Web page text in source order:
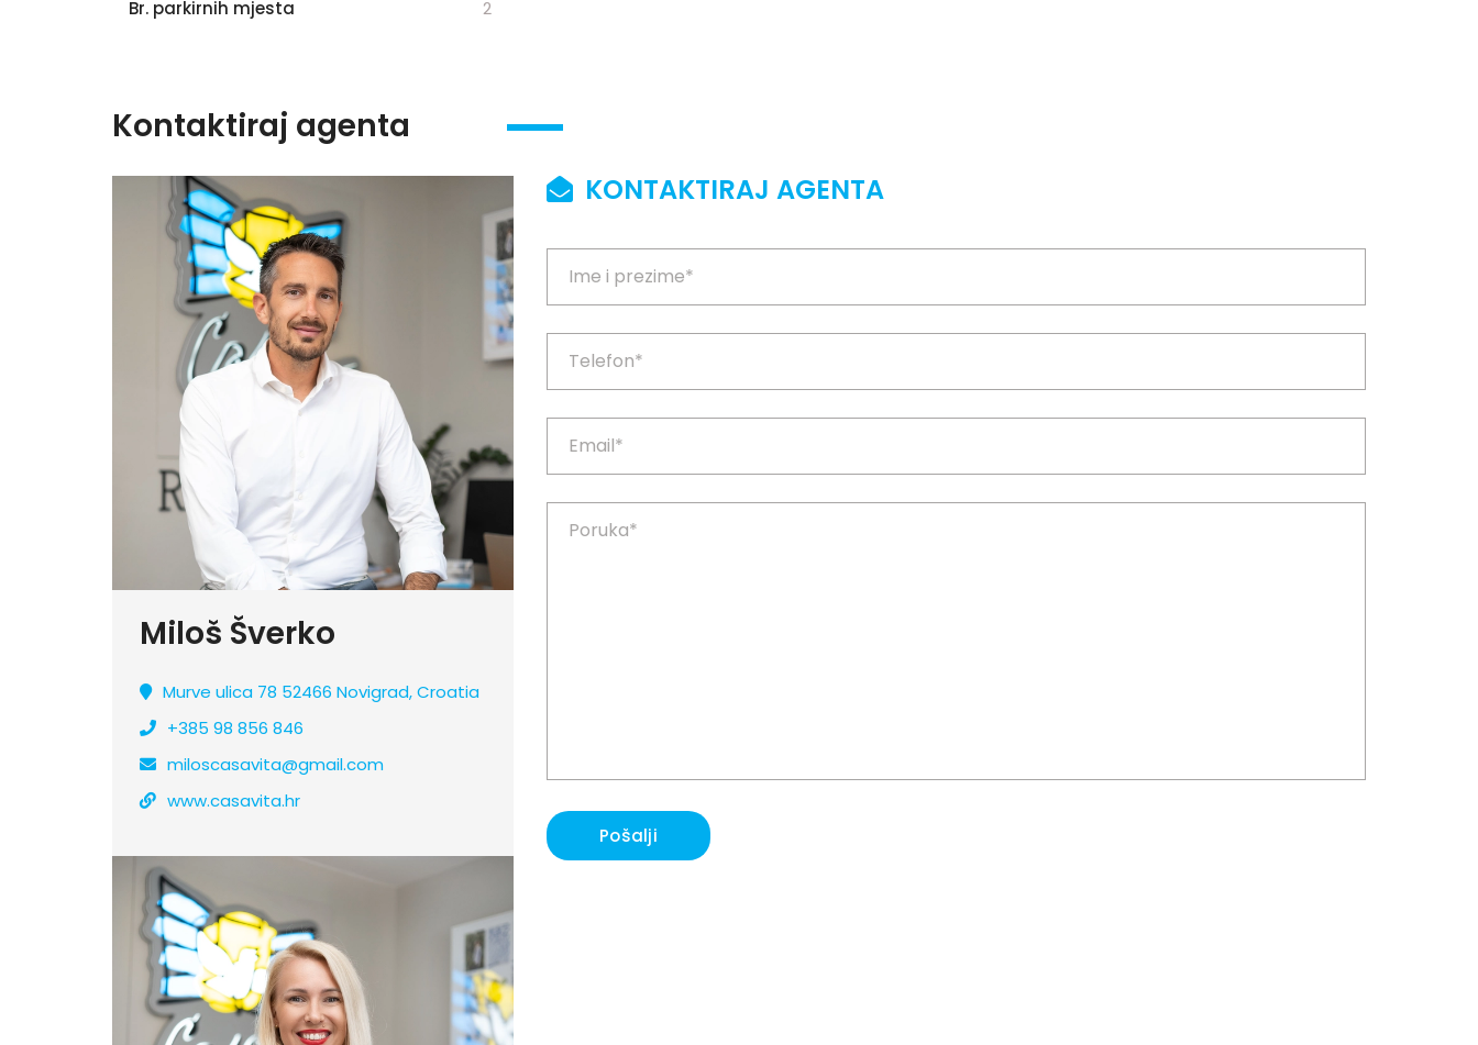
Br. parkirnih mjesta 2
Kontaktiraj agenta
Miloš Šverko
Murve ulica 78 52466 Novigrad, Croatia
+385 98 856 846
miloscasavita@gmail.com
www.casavita.hr
KONTAKTIRAJ AGENTA
Pošalji